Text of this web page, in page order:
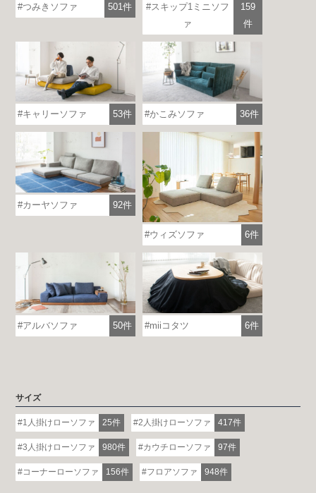
各地で出張ショールームを開催！
この機会にHAREMのソファをお試しくだ
さい。
※一部日時は予約制
つみきソファ 501件
スキップ1ミニソフ
ァ
159
件
キャリーソファ 53件 かこみソファ 36件
カーヤソファ 92件
ウィズソファ 6件
アルバソファ 50件 miiコタツ 6件
サイズ
1人掛けローソファ 25件 2人掛けローソファ 417件
3人掛けローソファ 980件 カウチローソファ 97件
コーナーローソファ 156件 フロアソファ 948件